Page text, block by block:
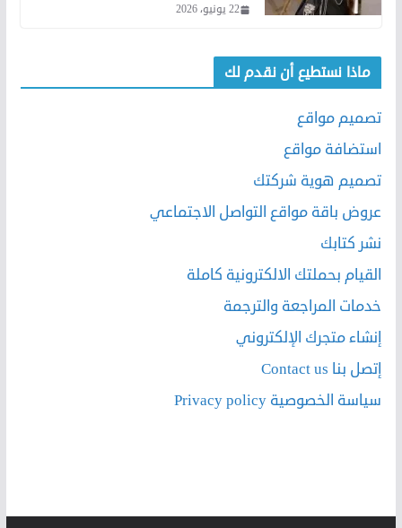
22 يونيو، 2026
ماذا نستطيع أن نقدم لك
تصميم مواقع
استضافة مواقع
تصميم هوية شركتك
عروض باقة مواقع التواصل الاجتماعي
نشر كتابك
القيام بحملتك الالكترونية كاملة
خدمات المراجعة والترجمة
إنشاء متجرك الإلكتروني
إتصل بنا Contact us
سياسة الخصوصية Privacy policy